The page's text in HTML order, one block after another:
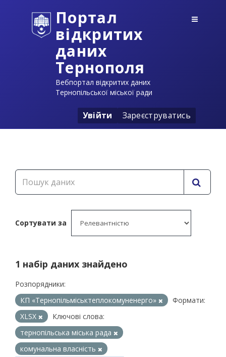
Портал
відкритих
даних
Тернополя
Вебпортал відкритих даних
Тернопільської міської ради
Увійти Зареєструватись
Сортувати за
1 набір даних знайдено
Розпорядники:
КП «Тернопільміськтеплокомуненерго»
Формати:
XLSX
Ключові слова:
тернопільська міська рада
комунальна власність